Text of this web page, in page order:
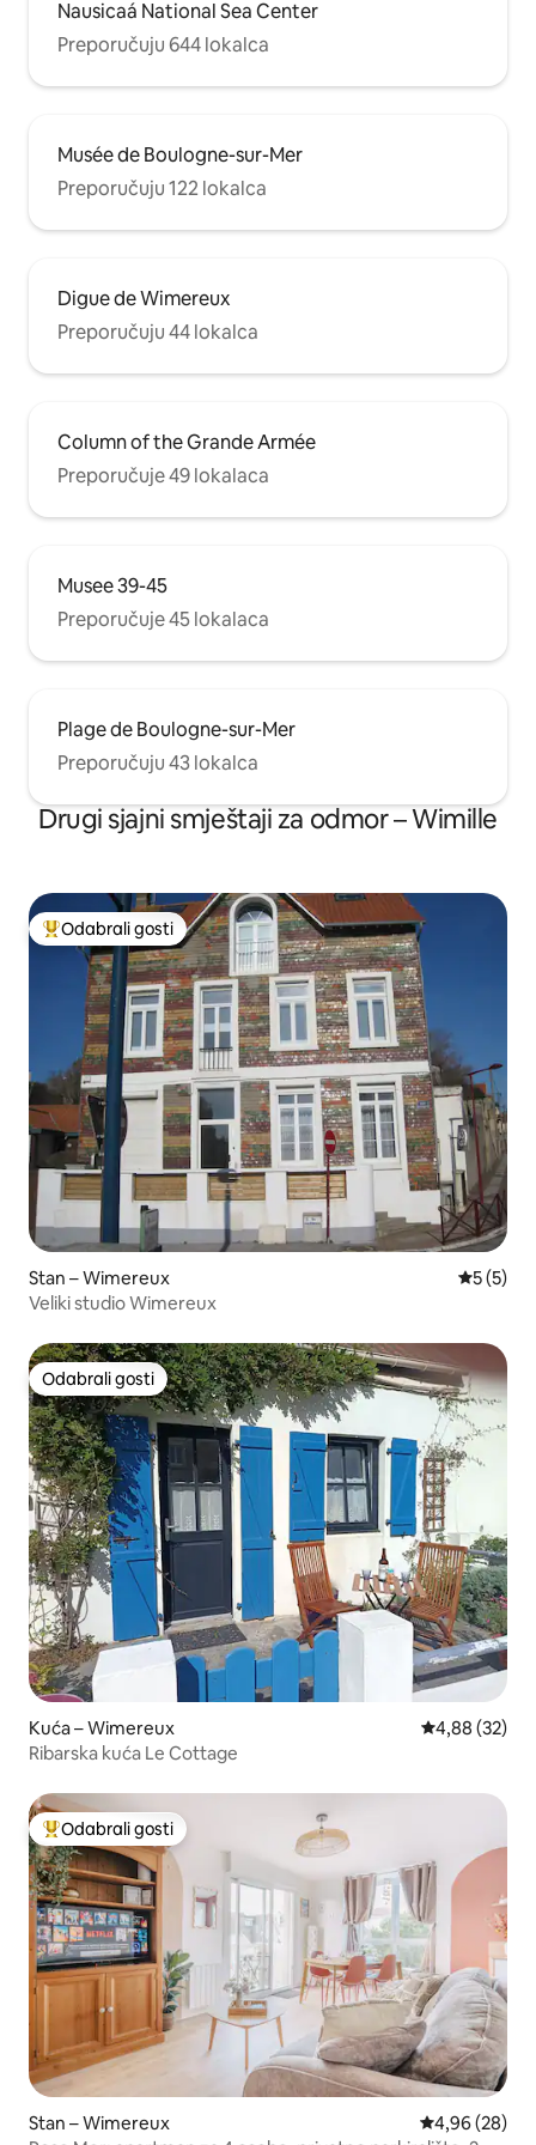
Nausicaá National Sea Center
Preporučuju 644 lokalca
Musée de Boulogne-sur-Mer
Preporučuju 122 lokalca
Digue de Wimereux
Preporučuju 44 lokalca
Column of the Grande Armée
Preporučuje 49 lokalaca
Musee 39-45
Preporučuje 45 lokalaca
Plage de Boulogne-sur-Mer
Preporučuju 43 lokalca
Drugi sjajni smještaji za odmor – Wimille
Među najviše rangiranima s oznakom „Odabrali gosti”
Odabrali gosti
Stan – Wimereux
5 (5)
Veliki studio Wimereux
Odabrali gosti
Odabrali gosti
Kuća – Wimereux Prosječna
4,88 (32)
Ribarska kuća Le Cottage
Među najviše rangiranima s oznakom „Odabrali gosti”
Odabrali gosti
Stan – Wimereux Prosječna
4,96 (28)